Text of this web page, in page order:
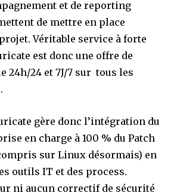
et de reporting
de mettre en place
Véritable service à forte
est donc une offre de
24h/24 et 7J/7 sur tous les
gère donc l’intégration du
en charge à 100 % du Patch
sur Linux désormais) en
outils IT et des process.
ni aucun correctif de sécurité